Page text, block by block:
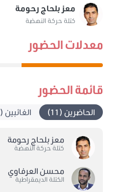
معز بلحاج رحومة
كتلة حركة النهضة
معدلات الحضور
قائمة الحضور
الحاضرين (11) الغائبين (11)
معز بلحاج رحومة
كتلة حركة النهضة
محسن العرفاوي
الكتلة الديمقراطية